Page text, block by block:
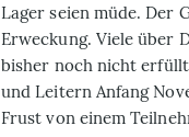
Lager seien müde. Der
Erweckung. Viele über
bisher noch nicht
und Leitern Anfang
Frust von einem